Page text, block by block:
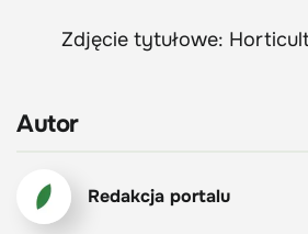
Zdjęcie tytułowe:
Autor
Redakcja portalu